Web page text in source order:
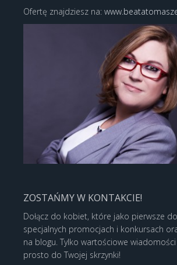
Ofertę znajdziesz na:
ZOSTAŃMY W KONTAKCIE!
Dołącz do kobiet, które jako pierwsze
specjalnych promocjach i konkursach
na blogu. Tylko wartościowe
prosto do Twojej skrzynki!